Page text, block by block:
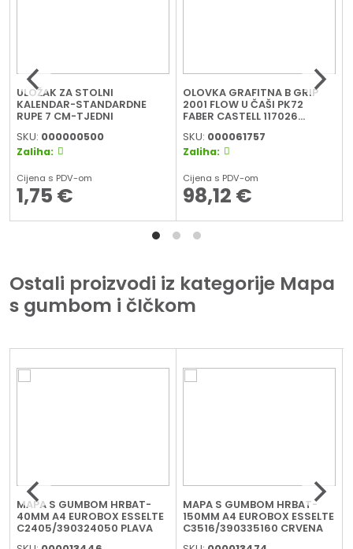
ULOŽAK ZA STOLNI
KALENDAR-STANDARDNE
RUPE 7 CM-TJEDNI
SKU: 000000500
Zaliha:
Cijena s PDV-om
1,75 €
OLOVKA GRAFITNA B GRIP
2001 FLOW U ČAŠI PK72
FABER CASTELL 117026
SKU: 000061757
Zaliha:
Cijena s PDV-om
98,12 €
Ostali proizvodi iz kategorije Mapa
s gumbom i čIčkom
MAPA S GUMBOM HRBAT-
40MM A4 EUROBOX ESSELTE
C2405/390324050 PLAVA
MAPA S GUMBOM HRBAT-
150MM A4 EUROBOX ESSELTE
C3516/390335160 CRVENA